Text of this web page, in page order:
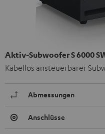
Aktiv-Subwoofer S 6000
Kabellos ansteuerbarer
Abmessungen
Anschlüsse